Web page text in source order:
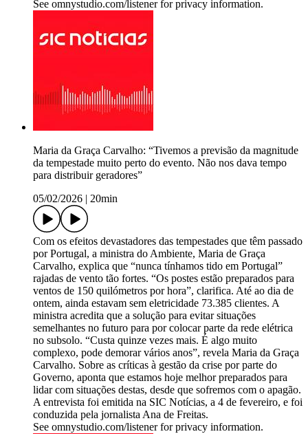
See omnystudio.com/listener for privacy information.
Maria da Graça Carvalho: “Tivemos a previsão da magnitude
da tempestade muito perto do evento. Não nos dava tempo
para distribuir geradores”
05/02/2026
20min
Com os efeitos devastadores das tempestades que têm passado
por Portugal, a ministra do Ambiente, Maria de Graça
Carvalho, explica que “nunca tínhamos tido em Portugal”
rajadas de vento tão fortes. “Os postes estão preparados para
ventos de 150 quilómetros por hora”, clarifica. Até ao dia de
ontem, ainda estavam sem eletricidade 73.385 clientes. A
ministra acredita que a solução para evitar situações
semelhantes no futuro para por colocar parte da rede elétrica
no subsolo. “Custa quinze vezes mais. É algo muito
complexo, pode demorar vários anos”, revela Maria da Graça
Carvalho. Sobre as críticas à gestão da crise por parte do
Governo, aponta que estamos hoje melhor preparados para
lidar com situações destas, desde que sofremos com o apagão.
A entrevista foi emitida na SIC Notícias, a 4 de fevereiro, e foi
conduzida pela jornalista Ana de Freitas.
See omnystudio.com/listener for privacy information.